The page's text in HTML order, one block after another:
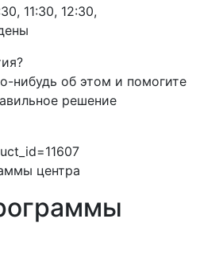
11:30, 12:30,
нибудь об этом и помогите
решение
центра